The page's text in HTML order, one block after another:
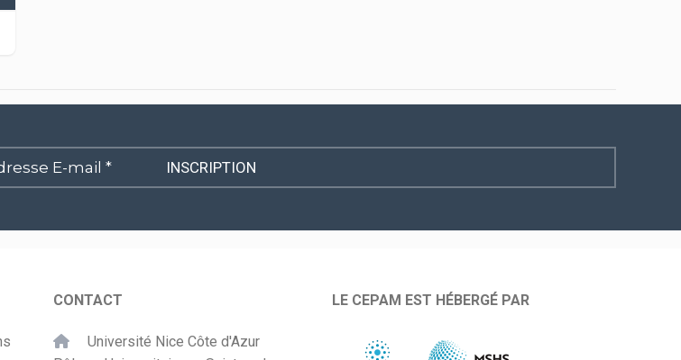
CONTACT
Université Nice Côte d'Azur
LE CEPAM EST HÉBERGÉ PAR